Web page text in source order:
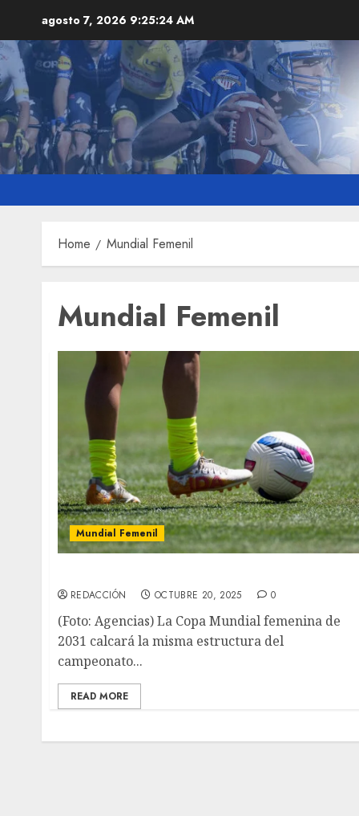
content
agosto 7, 2026 9:25:25 AM
Home Mundial Femenil
Mundial Femenil
Mundial Femenil
REDACCIÓN OCTUBRE 20, 2025 0
(Foto: Agencias) La Copa Mundial femenina de
2031 calcará la misma estructura del
campeonato...
READ MORE